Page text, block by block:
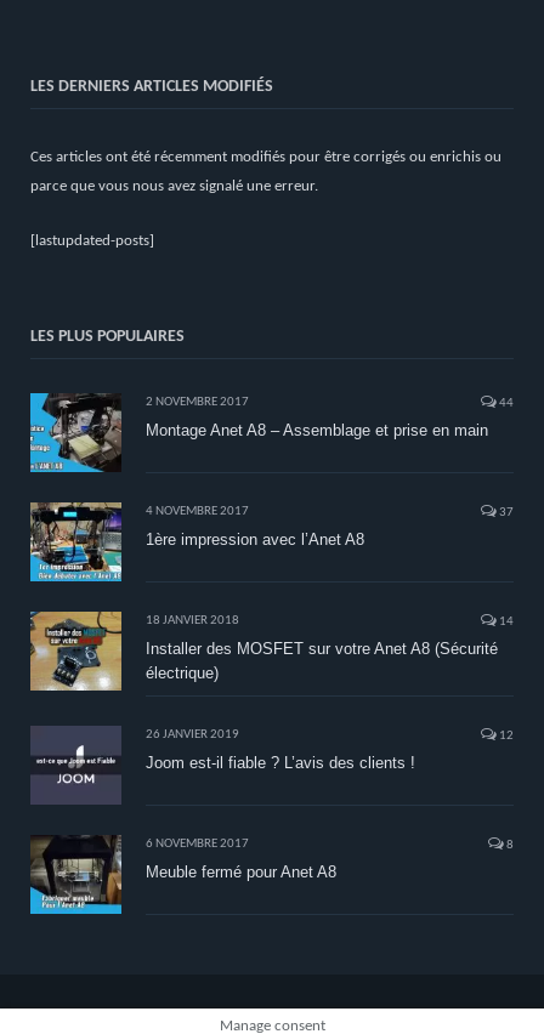
LES DERNIERS ARTICLES MODIFIÉS
Ces articles ont été récemment modifiés pour être corrigés ou enrichis ou
parce que vous nous avez signalé une erreur.
[lastupdated-posts]
LES PLUS POPULAIRES
2 NOVEMBRE 2017 44
Montage Anet A8 – Assemblage et prise en main
4 NOVEMBRE 2017 37
1ère impression avec l’Anet A8
18 JANVIER 2018 14
Installer des MOSFET sur votre Anet A8 (Sécurité
électrique)
26 JANVIER 2019 12
Joom est-il fiable ? L’avis des clients !
6 NOVEMBRE 2017 8
Meuble fermé pour Anet A8
Manage consent